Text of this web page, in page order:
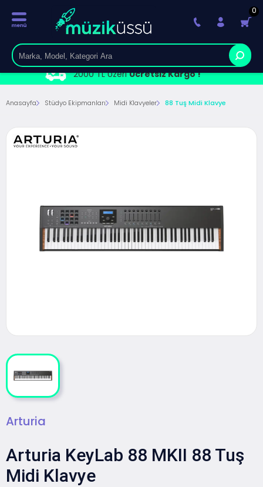
2000 TL ÜzeriÜcretsiz Kargo !
0
Anasayfa Stüdyo Ekipmanları Midi Klavyeler 88 Tuş Midi Klavye
Arturia
Arturia KeyLab 88 MKII 88 Tuş
Midi Klavye